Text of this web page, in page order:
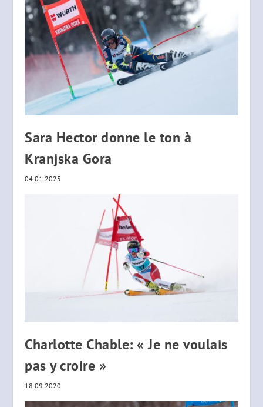
Sara Hector donne le ton à
Kranjska Gora
04.01.2025
Charlotte Chable: « Je ne voulais
pas y croire »
18.09.2020